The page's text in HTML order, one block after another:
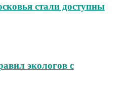
стали доступны
экологов с